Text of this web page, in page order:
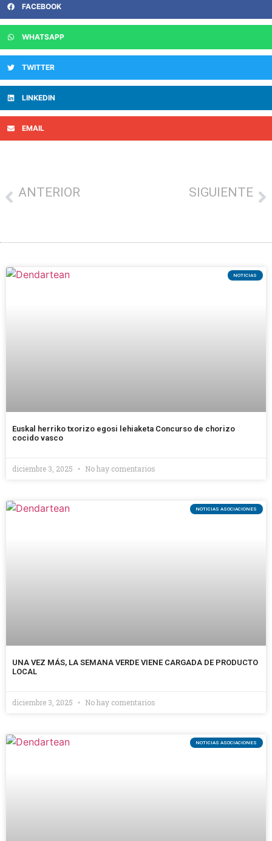
FACEBOOK
WHATSAPP
TWITTER
LINKEDIN
EMAIL
ANTERIOR SIGUIENTE
NOTICIAS
Euskal herriko txorizo egosi lehiaketa Concurso de chorizo
cocido vasco
diciembre 3, 2025 No hay comentarios
NOTICIAS ASOCIACIONES
UNA VEZ MÁS, LA SEMANA VERDE VIENE CARGADA DE PRODUCTO
LOCAL
diciembre 3, 2025 No hay comentarios
NOTICIAS ASOCIACIONES